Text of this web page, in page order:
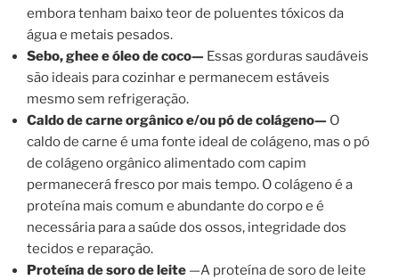
embora tenham baixo teor de poluentes tóxicos da
água e metais pesados.
Sebo, ghee e óleo de coco— Essas gorduras saudáveis ​​
são ideais para cozinhar e permanecem estáveis ​​
mesmo sem refrigeração.
Caldo de carne orgânico e/ou pó de colágeno— O
caldo de carne é uma fonte ideal de colágeno, mas o pó
de colágeno orgânico alimentado com capim
permanecerá fresco por mais tempo. O colágeno é a
proteína mais comum e abundante do corpo e é
necessária para a saúde dos ossos, integridade dos
tecidos e reparação.
Proteína de soro de leite —A proteína de soro de leite